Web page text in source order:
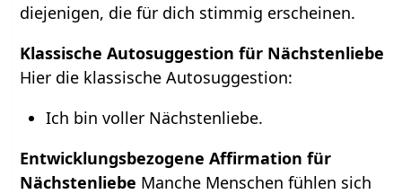
diejenigen, die für dich stimmig erscheinen.
Klassische Autosuggestion für Nächstenliebe
Hier die klassische Autosuggestion:
Ich bin voller Nächstenliebe.
Entwicklungsbezogene Affirmation für
Nächstenliebe Manche Menschen fühlen sich